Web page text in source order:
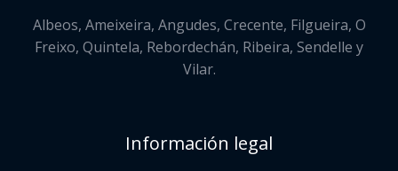
Albeos, Ameixeira, Angudes, Crecente, Filgueira, O
Freixo, Quintela, Rebordechán, Ribeira, Sendelle y
Vilar.
Información legal